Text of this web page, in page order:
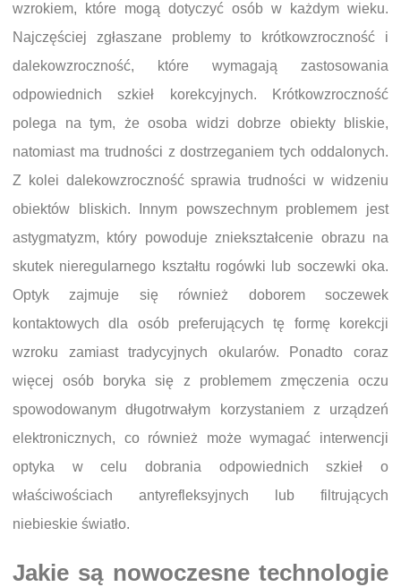
wzrokiem, które mogą dotyczyć osób w każdym wieku.
Najczęściej zgłaszane problemy to krótkowzroczność i
dalekowzroczność, które wymagają zastosowania
odpowiednich szkieł korekcyjnych. Krótkowzroczność
polega na tym, że osoba widzi dobrze obiekty bliskie,
natomiast ma trudności z dostrzeganiem tych oddalonych.
Z kolei dalekowzroczność sprawia trudności w widzeniu
obiektów bliskich. Innym powszechnym problemem jest
astygmatyzm, który powoduje zniekształcenie obrazu na
skutek nieregularnego kształtu rogówki lub soczewki oka.
Optyk zajmuje się również doborem soczewek
kontaktowych dla osób preferujących tę formę korekcji
wzroku zamiast tradycyjnych okularów. Ponadto coraz
więcej osób boryka się z problemem zmęczenia oczu
spowodowanym długotrwałym korzystaniem z urządzeń
elektronicznych, co również może wymagać interwencji
optyka w celu dobrania odpowiednich szkieł o
właściwościach antyrefleksyjnych lub filtrujących
niebieskie światło.
Jakie są nowoczesne technologie